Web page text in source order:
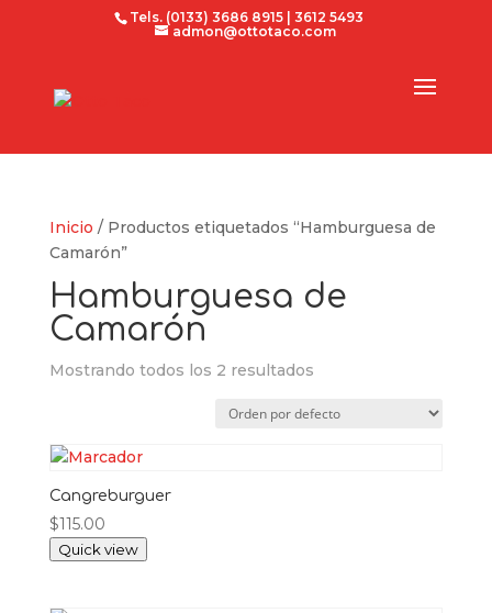
Tels. (0133) 3686 8915 | 3612 5493
admon@ottotaco.com
Inicio / Productos etiquetados “Hamburguesa de
Camarón”
Hamburguesa de
Camarón
Mostrando todos los 2 resultados
Cangreburguer
$115.00
Quick view